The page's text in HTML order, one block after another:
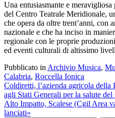
Una entusiasmante e meravigliosa
del Centro Teatrale Meridionale,
che opera da oltre trent’anni, con
nazionale e che ha inciso in
regionale con le proprie
ed eventi culturali di altissimo
Pubblicato inArchivio Musica,
Calabria, Roccella Ionica
Navigazione
articoli
Coldiretti, l’azienda agricola della
agli Stati Generali per la salute del
Alto Impatto, Scalese (Cgil Area
lanciati»